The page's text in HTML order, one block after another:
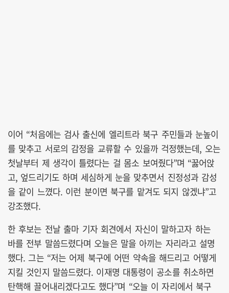
이어 “처음에는 검사 출신에 엘리트라 북구 주민들과 눈높이
를 맞추고 서로의 감정을 교류할 수 있을까 걱정했는데, 오는
첫날부터 제 생각이 틀렸다는 걸 몸소 보여줬다”며 “꿇어앉
고, 엎드리기도 하며 세심하게 눈을 맞추면서 진정성과 감성
을 같이 느꼈다. 이런 분이면 북구를 맡겨도 되지 않겠냐”고
강조했다.
한 후보는 전날 출마 기자 회견에서 자신이 말하고자 하는
바를 전부 말씀드렸다며 오늘은 말을 아끼는 자리라고 설명
했다. 그는 “저는 어제 북구에 어떤 약속을 해드리고 어떻게
지킬 것인지 말씀드렸다. 이재명 대통령이 공소를 취소하면
탄핵해 끌어내리겠다고도 했다”며 “오늘 이 자리에서 북구